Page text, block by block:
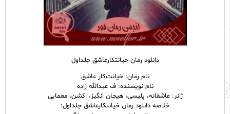
دانلود رمان خیانتکارعاشق جلداول
نام رمان: خیانت‌کار عاشق
نام نویسنده: ف عبدالله زاده
ژانر: عاشقانه، پلیسی، هیجان انگیز، اکشن، معمایی
خلاصه دانلود رمان خیانتکارعاشق جلداول: